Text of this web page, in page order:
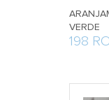
VERDE
198